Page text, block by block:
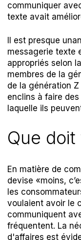
communiquer
texte avait
Il est presque
messagerie texte
appropriés selon
membres de la
de la génération
enclins à faire
laquelle ils
Que doit
En matière de
devise «moins,
les
voulaient avoir le
communiquent
fréquentent. La
d'affaires est